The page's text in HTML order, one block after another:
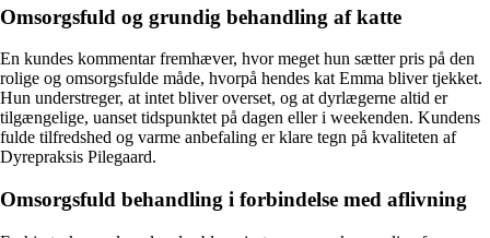
Omsorgsfuld og grundig behandling af katte
En kundes kommentar fremhæver, hvor meget hun sætter pris på den
rolige og omsorgsfulde måde, hvorpå hendes kat Emma bliver tjekket.
Hun understreger, at intet bliver overset, og at dyrlægerne altid er
tilgængelige, uanset tidspunktet på dagen eller i weekenden. Kundens
fulde tilfredshed og varme anbefaling er klare tegn på kvaliteten af ​​
Dyrepraksis Pilegaard.
Omsorgsfuld behandling i forbindelse med aflivning